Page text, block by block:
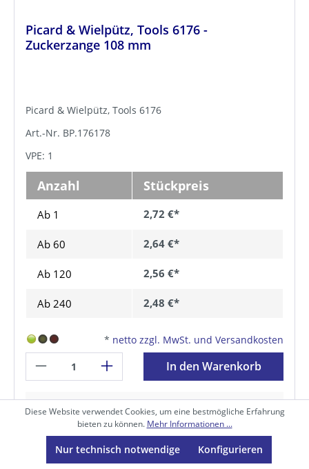
Picard & Wielpütz, Tools 6176 -
Zuckerzange 108 mm
Picard & Wielpütz, Tools 6176
Art.-Nr. BP.176178
VPE: 1
Anzahl Stückpreis
Ab 1 2,72 €*
Ab 60 2,64 €*
Ab 120 2,56 €*
Ab 240 2,48 €*
* netto zzgl. MwSt. und Versandkosten
In den Warenkorb
Diese Website verwendet Cookies, um eine bestmögliche Erfahrung
bieten zu können. Mehr Informationen ...
Nur technisch notwendige Konfigurieren